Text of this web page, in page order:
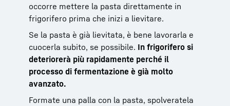
occorre mettere la pasta direttamente in
frigorifero prima che inizi a lievitare.
Se la pasta è già lievitata, è bene lavorarla e
cuocerla subito, se possibile. In frigorifero si
deteriorerà più rapidamente perché il
processo di fermentazione è già molto
avanzato.
Formate una palla con la pasta, spolveratela